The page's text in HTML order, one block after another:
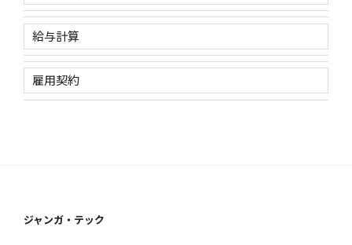
給与計算
雇用契約
ジャンガ・テック